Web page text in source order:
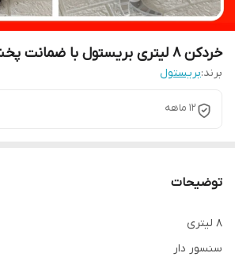
خردکن ۸ لیتری بریستول با ضمانت پخش عمده
برند:بریستول
۱۲ ماهه
توضیحات
۸ لیتری
سنسور دار